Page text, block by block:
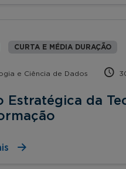
CURTA E MÉDIA DURAÇÃO
e Ciência de Dados
Estratégica da